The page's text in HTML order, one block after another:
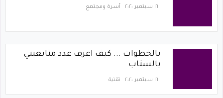
١٦ سبتمبر ٢٠٢٠ أسرة ومجتمع
بالخطوات ... كيف اعرف عدد متابعيني
بالسناب
١٦ سبتمبر ٢٠٢٠ تقنية